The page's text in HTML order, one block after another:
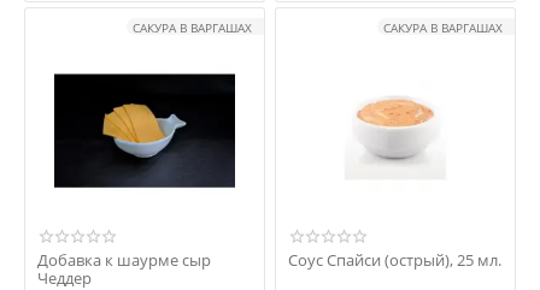
САКУРА В ВАРГАШАХ
Добавка к шаурме сыр
Чеддер
САКУРА В ВАРГАШАХ
Соус Спайси (острый), 25 мл.